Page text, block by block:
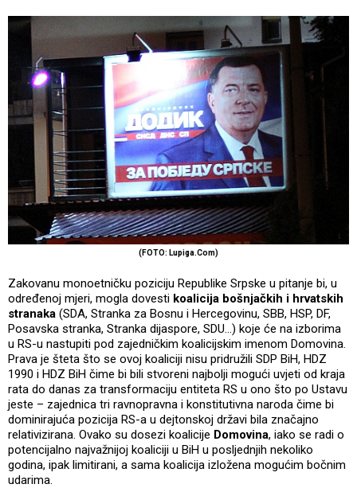
(FOTO: Lupiga.Com)
Zakovanu monoetničku poziciju Republike Srpske u pitanje bi, u
određenoj mjeri, mogla dovesti koalicija bošnjačkih i hrvatskih
stranaka (SDA, Stranka za Bosnu i Hercegovinu, SBB, HSP, DF,
Posavska stranka, Stranka dijaspore, SDU…) koje će na izborima
u RS-u nastupiti pod zajedničkim koalicijskim imenom Domovina.
Prava je šteta što se ovoj koaliciji nisu pridružili SDP BiH, HDZ
1990 i HDZ BiH čime bi bili stvoreni najbolji mogući uvjeti od kraja
rata do danas za transformaciju entiteta RS u ono što po Ustavu
jeste – zajednica tri ravnopravna i konstitutivna naroda čime bi
dominirajuća pozicija RS-a u dejtonskoj državi bila značajno
relativizirana. Ovako su dosezi koalicije Domovina, iako se radi o
potencijalno najvažnijoj koaliciji u BiH u posljednjih nekoliko
godina, ipak limitirani, a sama koalicija izložena mogućim bočnim
udarima.